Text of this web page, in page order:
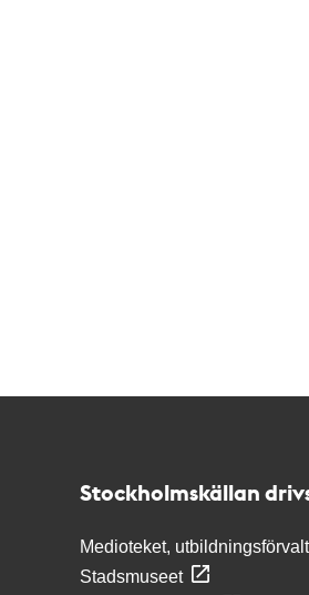
Stockholmskällan
Medioteket,
Stadsmuseet